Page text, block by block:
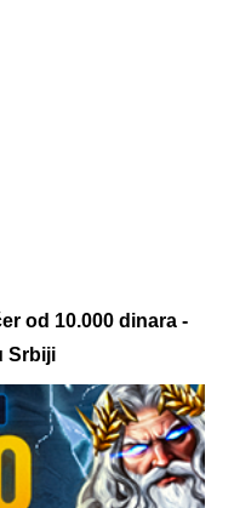
od 10.000 dinara -
Srbiji